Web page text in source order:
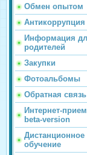
Обмен опытом
Антикоррупция
Информация
родителей
Закупки
Фотоальбомы
Обратная связь
Интернет-
beta-version
Дистанционное
обучение